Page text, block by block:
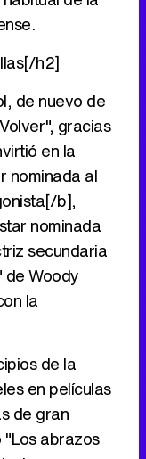
h2]
de nuevo de
gracias
en la
nominada al
b],
nominada
secundaria
de Woody
la
de la
en películas
de gran
abrazos